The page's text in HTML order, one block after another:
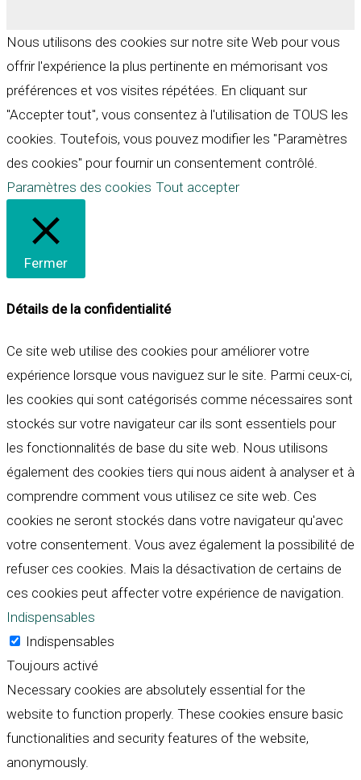
Nous utilisons des cookies sur notre site Web pour vous
offrir l'expérience la plus pertinente en mémorisant vos
préférences et vos visites répétées. En cliquant sur
"Accepter tout", vous consentez à l'utilisation de TOUS les
cookies. Toutefois, vous pouvez modifier les "Paramètres
des cookies" pour fournir un consentement contrôlé.
Paramètres des cookies Tout accepter
Fermer
Détails de la confidentialité
Ce site web utilise des cookies pour améliorer votre
expérience lorsque vous naviguez sur le site. Parmi ceux-ci,
les cookies qui sont catégorisés comme nécessaires sont
stockés sur votre navigateur car ils sont essentiels pour
les fonctionnalités de base du site web. Nous utilisons
également des cookies tiers qui nous aident à analyser et à
comprendre comment vous utilisez ce site web. Ces
cookies ne seront stockés dans votre navigateur qu'avec
votre consentement. Vous avez également la possibilité de
refuser ces cookies. Mais la désactivation de certains de
ces cookies peut affecter votre expérience de navigation.
Indispensables
Indispensables
Toujours activé
Necessary cookies are absolutely essential for the
website to function properly. These cookies ensure basic
functionalities and security features of the website,
anonymously.